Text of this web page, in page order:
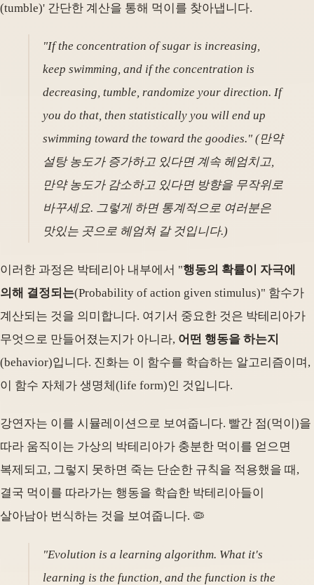
(tumble)' 간단한 계산을 통해 먹이를 찾아냅니다.
"If the concentration of sugar is increasing,
keep swimming, and if the concentration is
decreasing, tumble, randomize your direction. If
you do that, then statistically you will end up
swimming toward the toward the goodies." (만약
설탕 농도가 증가하고 있다면 계속 헤엄치고,
만약 농도가 감소하고 있다면 방향을 무작위로
바꾸세요. 그렇게 하면 통계적으로 여러분은
맛있는 곳으로 헤엄쳐 갈 것입니다.)
이러한 과정은 박테리아 내부에서 "행동의 확률이 자극에
의해 결정되는(Probability of action given stimulus)" 함수가
계산되는 것을 의미합니다. 여기서 중요한 것은 박테리아가
무엇으로 만들어졌는지가 아니라, 어떤 행동을 하는지
(behavior)입니다. 진화는 이 함수를 학습하는 알고리즘이며,
이 함수 자체가 생명체(life form)인 것입니다.
강연자는 이를 시뮬레이션으로 보여줍니다. 빨간 점(먹이)을
따라 움직이는 가상의 박테리아가 충분한 먹이를 얻으면
복제되고, 그렇지 못하면 죽는 단순한 규칙을 적용했을 때,
결국 먹이를 따라가는 행동을 학습한 박테리아들이
살아남아 번식하는 것을 보여줍니다. 🦠
"Evolution is a learning algorithm. What it's
learning is the function, and the function is the